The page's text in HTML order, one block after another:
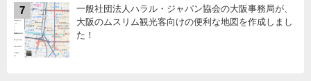
7
一般社団法人ハラル・ジャパン協会の大阪事務局が、
大阪のムスリム観光客向けの便利な地図を作成しまし
た！